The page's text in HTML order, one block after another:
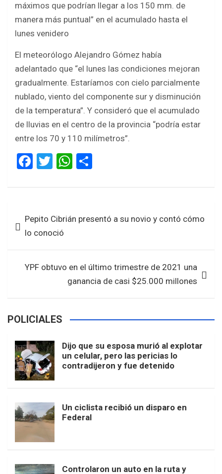
máximos que podrían llegar a los 150 mm. de
manera más puntual” en el acumulado hasta el
lunes venidero
El meteorólogo Alejandro Gómez había
adelantado que “el lunes las condiciones mejoran
gradualmente. Estaríamos con cielo parcialmente
nublado, viento del componente sur y disminución
de la temperatura”. Y consideró que el acumulado
de lluvias en el centro de la provincia “podría estar
entre los 70 y 110 milímetros”.
F
ce
o
o
k
T
tt
W
at
A
p
ar
de Pepito Cibrián presentó a su novio y contó cómo
lo conoció
YPF obtuvo en el último trimestre de 2021 una
ganancia de casi $25.000 millones
POLICIALES
Dijo que su esposa murió al explotar
un celular, pero las pericias lo
contradijeron y fue detenido
Un ciclista recibió un disparo en
Federal
Controlaron un auto en la ruta y